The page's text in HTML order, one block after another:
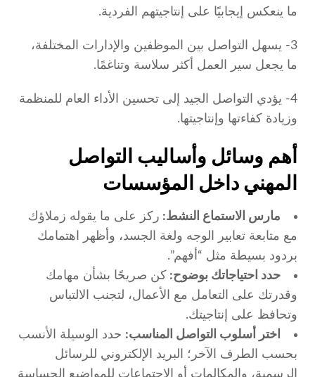
ما ينعكس إيجابيًا على إنتاجيتهم الفردية.
3- يسهل التواصل بين الموظفين والإدارات المختلفة،
ما يجعل سير العمل أكثر سلاسة وتناغمًا.
4- يؤدي التواصل الجيد إلى تحسين الأداء العام للمنظمة
وزيادة كفاءتها وإنتاجيتها.
أهم وسائل وأساليب التواصل
المهني داخل المؤسسات
مارس الاستماع النشط: ركز على ما يقوله زملاؤك
مع متابعة تعابير الوجه ولغة الجسد، وأظهر اهتمامك
بردود بسيطة مثل “أفهم”.
حدد احتياجاتك بوضوح: كن صريحًا بشأن مهامك
وقدرتك على التعامل مع الأعمال، لتجنب الالتباس
وتحافظ على إنتاجيتك.
اختر أسلوب التواصل المناسب: حدد الوسيلة الأنسب
بحسب الطرف الآخر؛ البريد الإلكتروني للرسائل
الرسمية، والمكالمات أو الاجتماعات للمواضيع الحساسة